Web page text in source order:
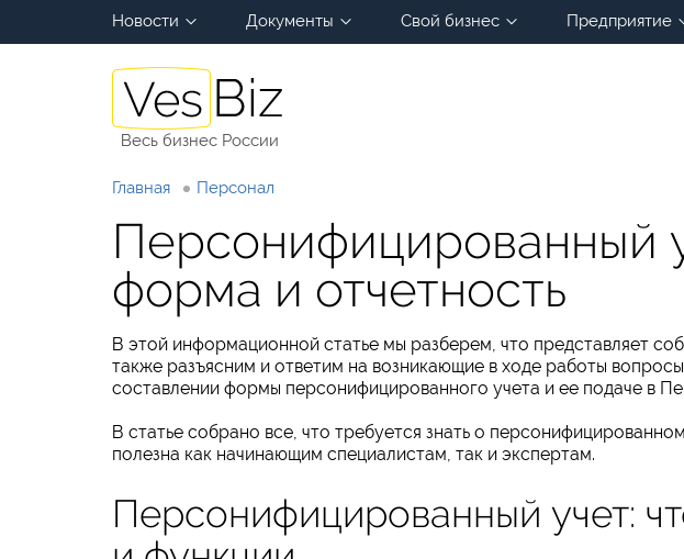
Новости Документы Свой бизнес Предприятие
Весь бизнес России
Главная Персонал
Персонифицированный
форма и отчетность
В этой информационной статье мы разберем, что представляет
также разъясним и ответим на возникающие в ходе работы
составлении формы персонифицированного учета и ее подаче в
В статье собрано все, что требуется знать о
полезна как начинающим специалистам, так и экспертам.
Персонифицированный учет: